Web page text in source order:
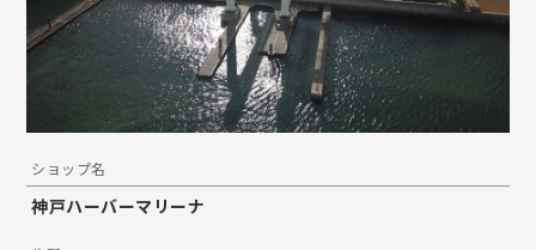
ショップ名
神戸ハーバーマリーナ